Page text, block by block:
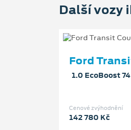
Další vozy
1.0 EcoBoost
Cenové zvýhodnění
142 780 Kč